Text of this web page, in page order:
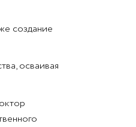
создание
осваивая